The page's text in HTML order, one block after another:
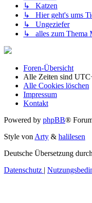
↳ Katzen
↳ Hier geht's ums
↳ Ungeziefer
↳ alles zum Thema
Foren-Übersicht
Alle Zeiten sind
Alle Cookies löschen
Impressum
Kontakt
Powered by phpBB®
Style von Arty & halilesen
Deutsche Übersetzung durch
Datenschutz |